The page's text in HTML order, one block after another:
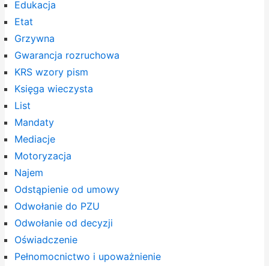
Edukacja
Etat
Grzywna
Gwarancja rozruchowa
KRS wzory pism
Księga wieczysta
List
Mandaty
Mediacje
Motoryzacja
Najem
Odstąpienie od umowy
Odwołanie do PZU
Odwołanie od decyzji
Oświadczenie
Pełnomocnictwo i upoważnienie